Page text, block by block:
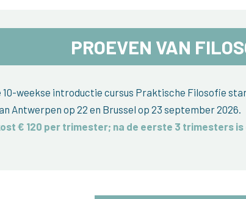
PROEVEN VAN
10-weekse introductie cursus Praktische Filosofie
Antwerpen op 22 en Brussel op 23 september 2026.
€ 120 per trimester; na de eerste 3 trimesters is